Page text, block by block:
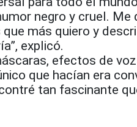
negro y cruel. Me
más quiero y
explicó.
efectos de
que hacían era
tan fascinante